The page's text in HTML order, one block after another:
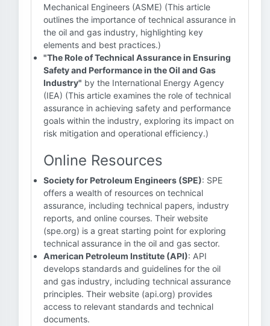
Mechanical Engineers (ASME) (This article
outlines the importance of technical assurance in
the oil and gas industry, highlighting key
elements and best practices.)
"The Role of Technical Assurance in Ensuring
Safety and Performance in the Oil and Gas
Industry" by the International Energy Agency
(IEA) (This article examines the role of technical
assurance in achieving safety and performance
goals within the industry, exploring its impact on
risk mitigation and operational efficiency.)
Online Resources
Society for Petroleum Engineers (SPE): SPE
offers a wealth of resources on technical
assurance, including technical papers, industry
reports, and online courses. Their website
(spe.org) is a great starting point for exploring
technical assurance in the oil and gas sector.
American Petroleum Institute (API): API
develops standards and guidelines for the oil
and gas industry, including technical assurance
principles. Their website (api.org) provides
access to relevant standards and technical
documents.